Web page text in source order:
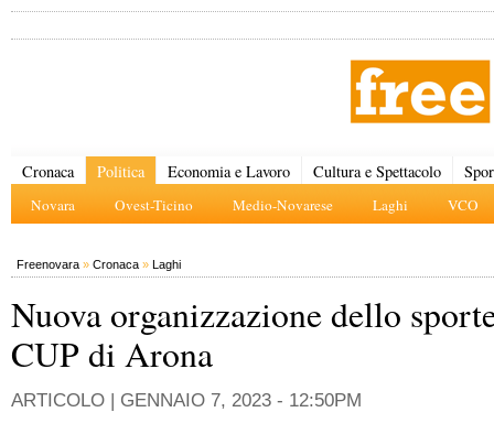
Cronaca Politica
Novara Ovest-Ticino Medio-Novarese Laghi VCO
Economia e Lavoro Cultura e Spettacolo
Freenovara » Cronaca » Laghi
Nuova organizzazione dello
CUP di Arona
ARTICOLO | GENNAIO 7, 2023 - 12:50PM